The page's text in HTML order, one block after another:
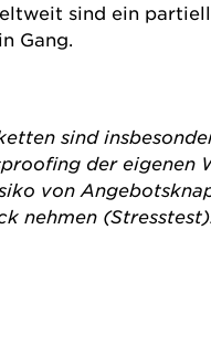
sind ein
Gang.
sind
der
von
nehmen